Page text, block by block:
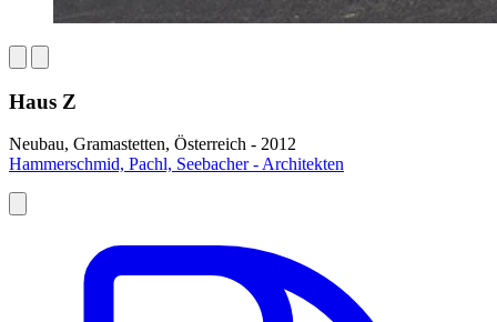
Haus Z
Neubau, Gramastetten, Österreich - 2012
Hammerschmid, Pachl, Seebacher - Architekten